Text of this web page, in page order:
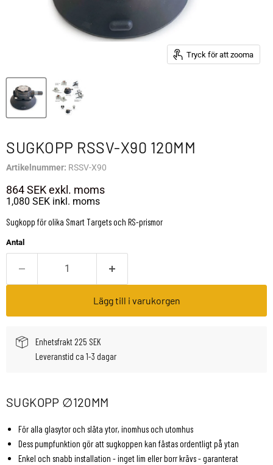
Tryck för att zooma
SUGKOPP RSSV-X90 120MM
Artikelnummer: RSSV-X90
864 SEKexkl. moms
1,080 SEK inkl. moms
Sugkopp för olika Smart Targets och RS-prismor
Antal
Lägg till i varukorgen
Enhetsfrakt 225 SEK
Leveranstid ca 1-3 dagar
SUGKOPP ∅120MM
För alla glasytor och släta ytor, inomhus och utomhus
Dess pumpfunktion gör att sugkoppen kan fästas ordentligt på ytan
Enkel och snabb installation - inget lim eller borr krävs - garanterat